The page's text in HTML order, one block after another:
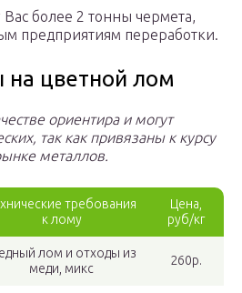
более 2 тонны чермета,
предприятиям переработки.
цветной лом
ориентира и могут
так как привязаны к курсу
металлов.
требования
к лому
Цена,
руб/кг
лом и отходы из
меди, микс
260р.